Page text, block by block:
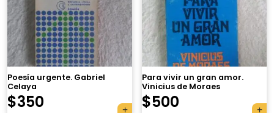
Poesía urgente. Gabriel
Celaya
$350
Para vivir un gran amor.
Vinicius de Moraes
$500